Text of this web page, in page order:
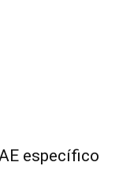
específico